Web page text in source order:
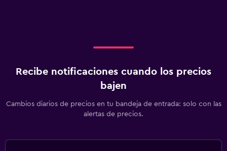
Habitación
Despertador
Recibe notificaciones cuando los precios
bajen
Cambios diarios de precios en tu bandeja de entrada: solo con las
alertas de precios.